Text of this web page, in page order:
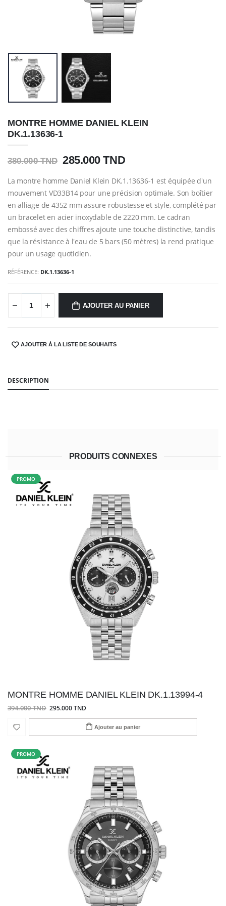
MONTRE HOMME DANIEL KLEIN
DK.1.13636-1
380.000 TND 285.000 TND
La montre homme Daniel Klein DK.1.13636-1 est équipée d'un
mouvement VD33B14 pour une précision optimale. Son boîtier
en alliage de 4352 mm assure robustesse et style, complété par
un bracelet en acier inoxydable de 2220 mm. Le cadran
embossé avec des chiffres ajoute une touche distinctive, tandis
que la résistance à l'eau de 5 bars (50 mètres) la rend pratique
pour un usage quotidien.
RÉFÉRENCE: DK.1.13636-1
AJOUTER AU PANIER
SHARE:AJOUTER À LA LISTE DE SOUHAITS
DESCRIPTION
PRODUITS CONNEXES
PROMO
MONTRE HOMME DANIEL KLEIN DK.1.13994-4
394.000 TND 295.000 TND
Ajouter au panier
PROMO